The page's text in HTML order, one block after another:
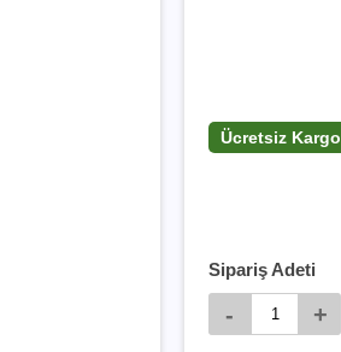
Ücretsiz Kargo
Sipariş Adeti
- +